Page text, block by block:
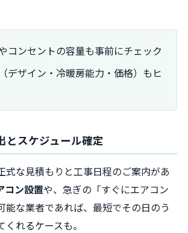
コンセントの容量も事前にチェック
デザイン・冷暖房能力・価格）もヒ
とスケジュール確定
式な見積もりと工事日程のご案内があ
コン設置や、急ぎの「すぐにエアコン
能な業者であれば、最短でその日のう
れるケースも。